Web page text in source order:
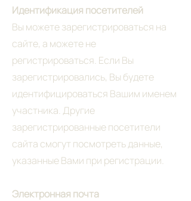
Идентификация посетителей
Вы можете зарегистрироваться на
сайте, а можете не
регистрироваться. Если Вы
зарегистрировались, Вы будете
идентифицироваться Вашим именем
участника. Другие
зарегистрированные посетители
сайта смогут посмотреть данные,
указанные Вами при регистрации.
Электронная почта